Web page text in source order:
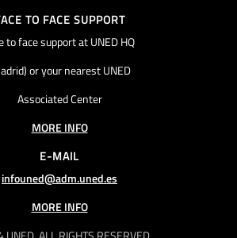
TO FACE SUPPORT
to face support at UNED HQ
or your nearest UNED
Associated Center
MORE INFO
E-MAIL
infouned@adm.uned.es
MORE INFO